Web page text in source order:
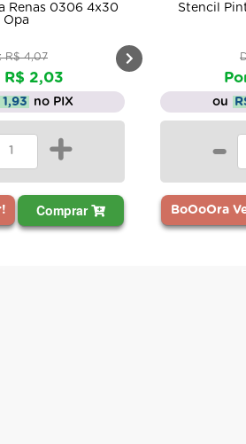
Renas 0306 4x30
Opa
R$ 4,07
R$ 2,03
1,93 no PIX
+
Comprar
Stencil
ou
-
BoOoOra